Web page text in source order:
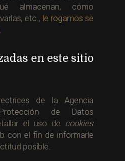
almacenan, cómo
etc., le rogamos se
en este sitio
de la Agencia
de Datos
el uso de cookies
con el fin de informarle
posible.